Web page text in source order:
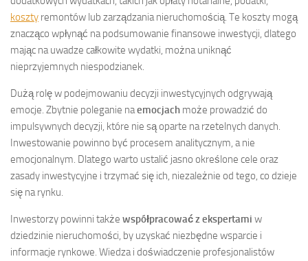
koszty remontów lub zarządzania nieruchomością. Te koszty mogą
znacząco wpłynąć na podsumowanie finansowe inwestycji, dlatego
mając na uwadze całkowite wydatki, można uniknąć
nieprzyjemnych niespodzianek.
Dużą rolę w podejmowaniu decyzji inwestycyjnych odgrywają
emocje. Zbytnie poleganie naemocjach może prowadzić do
impulsywnych decyzji, które nie są oparte na rzetelnych danych.
Inwestowanie powinno być procesem analitycznym, a nie
emocjonalnym. Dlatego warto ustalić jasno określone cele oraz
zasady inwestycyjne i trzymać się ich, niezależnie od tego, co dzieje
się na rynku.
Inwestorzy powinni także współpracować z ekspertami w
dziedzinie nieruchomości, by uzyskać niezbędne wsparcie i
informacje rynkowe. Wiedza i doświadczenie profesjonalistów